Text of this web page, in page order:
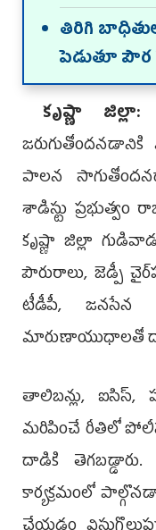
తిరిగి
పెడుతూ
కృష్ణా
పాలన
శాడిస్టు ప్రభుత్వం
కృష్ణా జిల్లా
పౌరురాలు, జెడ్పీ
టీడీపీ, జనసేన
మారుణాయుధాలతో
తాలిబన్లు, ఐసిస్,
మరిపించే రీతిలో
దాడికి తెగబడ్డారు.
కార్యక్రమంలో